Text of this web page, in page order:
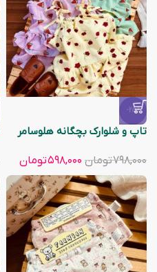
-25%
تاپ و شلوارک بچگانه هلوسامر
۷۹۸,۰۰۰تومان ۵۹۸,۰۰۰تومان